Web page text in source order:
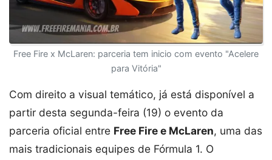
Free Fire x McLaren: parceria tem inicio com evento "Acelere
para Vitória"
Com direito a visual temático, já está disponível a
partir desta segunda-feira (19) o evento da
parceria oficial entre Free Fire e McLaren, uma das
mais tradicionais equipes de Fórmula 1. O